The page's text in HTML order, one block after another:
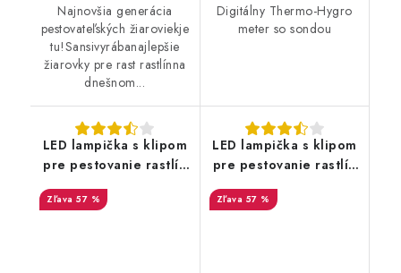
Najnovšia generácia
pestovateľských žiaroviekje
tu!Sansivyrábanajlepšie
žiarovky pre rast rastlínna
dnešnom...
Digitálny Thermo-Hygro
meter so sondou
LED lampička s klipom
pre pestovanie rastlín
4 hlavy
57 %
LED lampička s klipom
pre pestovanie rastlín
3 hlavy
57 %